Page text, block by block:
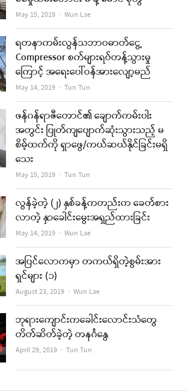
May 15, 2019 Author
Wun Lae
ရတနာကမ်းလွန်သဘာဝဓာတ်ငွေ့
Compressor စက်များရပ်တန့်သွားမှု
ကြောင့် အရေးပေါ်ဝန်အားလျော့မည်
May 14, 2019 Author
Tun Tun
ဖန်ဂန်ရာဇီတောင်၏ ချောက်ကမ်းပါး
အတွင်း ပြုတ်ကျပျောက်ဆုံးသွားသည့် မ
စိမ့်ထက်ကို ရှာဖွေ/ကယ်ဆယ်နိုင်ခြင်းမရှိ
သေး
May 15, 2019 Author
Tun Tun
လွန်ခဲ့တဲ့ (၂) နှစ်ခန့်ကတည်းက ခေတ်စား
လာတဲ့ နှာခေါင်းမွေးအရှည်ထားခြင်း
May 14, 2019 Author
Wun Lae
အပြင်လောကမှာ တကယ်ရှိတဲ့စွမ်းအား
ရှင်များ (၁)
August 23, 2019 Author
Wun Lae
ဘုရားကျောင်းကခေါင်းလောင်းသံတွေ
တိတ်ဆိတ်ခဲ့တဲ့ တနင်္ဂနွေ
April 29, 2019 Author
Tun Tun